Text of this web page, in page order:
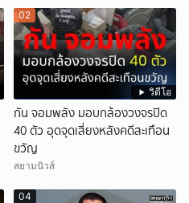
วิดีโอ
02
กัน จอมพลัง มอบกล้องวงจรปิด
40 ตัว อุดจุดเสี่ยงหลังคดีสะเทือน
ขวัญ
สยามนิวส์
04